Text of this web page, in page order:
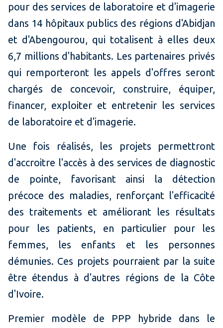
pour des services de laboratoire et d'imagerie
dans 14 hôpitaux publics des régions d'Abidjan
et d'Abengourou, qui totalisent à elles deux
6,7 millions d'habitants. Les partenaires privés
qui remporteront les appels d'offres seront
chargés de concevoir, construire, équiper,
financer, exploiter et entretenir les services
de laboratoire et d'imagerie.
Une fois réalisés, les projets permettront
d'accroitre l'accès à des services de diagnostic
de pointe, favorisant ainsi la détection
précoce des maladies, renforçant l'efficacité
des traitements et améliorant les résultats
pour les patients, en particulier pour les
femmes, les enfants et les personnes
démunies. Ces projets pourraient par la suite
être étendus à d'autres régions de la Côte
d'Ivoire.
Premier modèle de PPP hybride dans le